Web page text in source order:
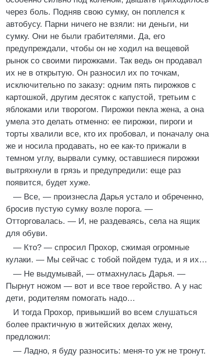
через боль. Подняв свою сумку, он поплелся к
автобусу. Парни ничего не взяли: ни деньги, ни
сумку. Они не были грабителями. Да, его
предупреждали, чтобы он не ходил на вещевой
рынок со своими пирожками. Так ведь он продавал
их не в открытую. Он разносил их по точкам,
исключительно по заказу: одним пять пирожков с
картошкой, другим десяток с капустой, третьим с
яблоками или творогом. Пирожки пекла жена, а она
умела это делать отменно: ее пирожки, пироги и
торты хвалили все, кто их пробовал, и поначалу она
же и носила продавать, но ее как-то прижали в
темном углу, вырвали сумку, оставшиеся пирожки
вытряхнули в грязь и предупредили: еще раз
появится, будет хуже.
— Все, — произнесла Дарья устало и обреченно,
бросив пустую сумку возле порога. —
Отторговалась. — И, не раздеваясь, села на ящик
для обуви.
— Кто? — спросил Прохор, сжимая огромные
кулаки. — Мы сейчас с тобой пойдем туда, и я их…
— Не выдумывай, — отмахнулась Дарья. —
Пырнут ножом — вот и все твое геройство. А у нас
дети, родителям помогать надо…
И тогда Прохор, привыкший во всем слушаться
более практичную в житейских делах жену,
предложил:
— Ладно, я буду разносить: меня-то уж не тронут.